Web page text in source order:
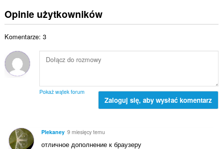
c
e
z
b
c
e
:
t
a
c
z
o
:
k
i
t
i
a
Opinie użytkowników
Komentarze: 3
Pokaż wątek forum
Zaloguj się, aby wysłać komentarz
Plekaney 9 miesięcy temu
отличное дополнение к браузеру